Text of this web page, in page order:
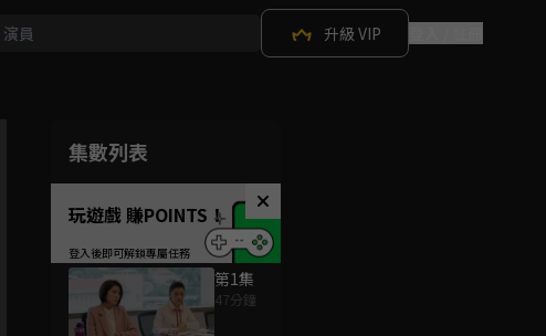
升級 VIP
集數列表
玩遊戲 賺POINTS！
第1集
47分鐘